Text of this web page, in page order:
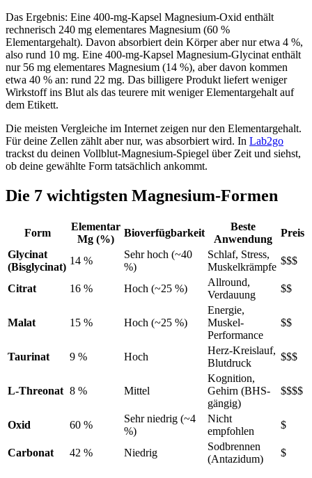
Das Ergebnis: Eine 400-mg-Kapsel Magnesium-Oxid enthält
rechnerisch 240 mg elementares Magnesium (60 %
Elementargehalt). Davon absorbiert dein Körper aber nur etwa 4 %,
also rund 10 mg. Eine 400-mg-Kapsel Magnesium-Glycinat enthält
nur 56 mg elementares Magnesium (14 %), aber davon kommen
etwa 40 % an: rund 22 mg. Das billigere Produkt liefert weniger
Wirkstoff ins Blut als das teurere mit weniger Elementargehalt auf
dem Etikett.
Die meisten Vergleiche im Internet zeigen nur den Elementargehalt.
Für deine Zellen zählt aber nur, was absorbiert wird. In Lab2go
trackst du deinen Vollblut-Magnesium-Spiegel über Zeit und siehst,
ob deine gewählte Form tatsächlich ankommt.
Die 7 wichtigsten Magnesium-Formen
Form
Elementar
Mg (%)
Bioverfügbarkeit
Beste
Anwendung
Preis
Glycinat
(Bisglycinat)
14 %
Sehr hoch (~40
%)
Schlaf, Stress,
Muskelkrämpfe
$$$
Citrat 16 % Hoch (~25 %)
Allround,
Verdauung
$$
Malat 15 % Hoch (~25 %)
Energie,
Muskel-
Performance
$$
Taurinat 9 % Hoch
Herz-Kreislauf,
Blutdruck
$$$
L-Threonat 8 % Mittel
Kognition,
Gehirn (BHS-
gängig)
$$$$
Oxid 60 %
Sehr niedrig (~4
%)
Nicht
empfohlen
$
Carbonat 42 % Niedrig
Sodbrennen
(Antazidum)
$